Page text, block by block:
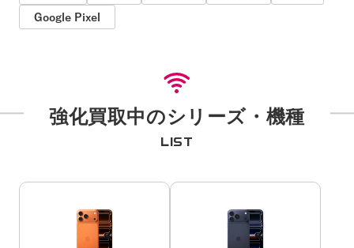
Google Pixel
強化買取中のシリーズ・機種
LIST